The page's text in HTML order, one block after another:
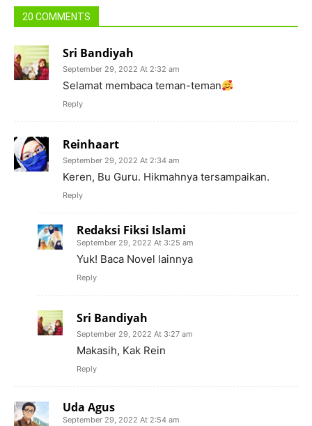
20 COMMENTS
Sri Bandiyah
September 29, 2022 At 2:32 am
Selamat membaca teman-teman
Reply
Reinhaart
September 29, 2022 At 2:34 am
Keren, Bu Guru. Hikmahnya tersampaikan.
Reply
Redaksi Fiksi Islami
September 29, 2022 At 3:25 am
Yuk! Baca Novel lainnya
Reply
Sri Bandiyah
September 29, 2022 At 3:27 am
Makasih, Kak Rein
Reply
Uda Agus
September 29, 2022 At 2:54 am